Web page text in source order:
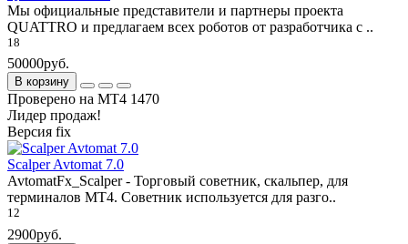
Мы официальные представители и партнеры проекта
QUATTRO и предлагаем всех роботов от разработчика с ..
18
50000руб.
В корзину
Проверено на МТ4 1470
Лидер продаж!
Версия fix
Scalper Avtomat 7.0
AvtomatFx_Scalper - Торговый советник, скальпер, для
терминалов МТ4. Советник используется для разго..
12
2900руб.